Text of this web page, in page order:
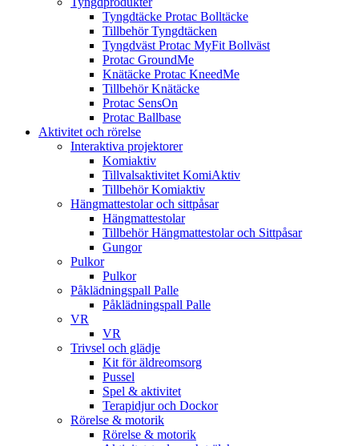
Tyngdtäcke Protac Bolltäcke
Tillbehör Tyngdtäcken
Tyngdväst Protac MyFit Bollväst
Protac GroundMe
Knätäcke Protac KneedMe
Tillbehör Knätäcke
Protac SensOn
Protac Ballbase
Aktivitet och rörelse
Interaktiva projektorer
Komiaktiv
Tillvalsaktivitet KomiAktiv
Tillbehör Komiaktiv
Hängmattestolar och sittpåsar
Hängmattestolar
Tillbehör Hängmattestolar och Sittpåsar
Gungor
Pulkor
Pulkor
Påklädningspall Palle
Påklädningspall Palle
VR
VR
Trivsel och glädje
Kit för äldreomsorg
Pussel
Spel & aktivitet
Terapidjur och Dockor
Rörelse & motorik
Rörelse & motorik